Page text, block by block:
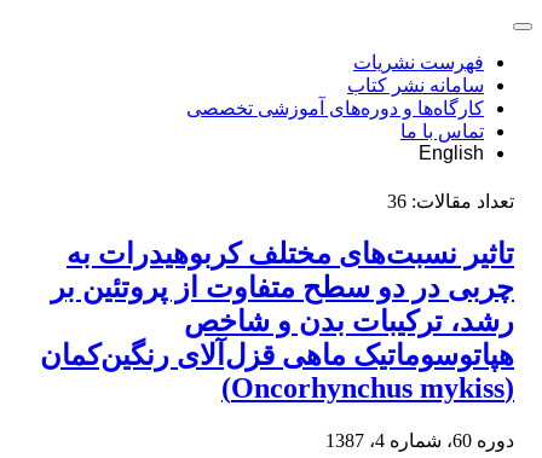
فهرست نشریات
سامانه نشر کتاب
کارگاه‌ها و دوره‌های آموزشی تخصصی
تماس با ما
English
تعداد مقالات: 36
تاثیر نسبت‌های مختلف کربوهیدرات به
چربی در دو سطح متفاوت از پروتئین بر
رشد، ترکیبات بدن و شاخص
هپاتوسوماتیک ماهی قزل‌آلای رنگین‌کمان
(Oncorhynchus mykiss)
دوره 60، شماره 4، 1387